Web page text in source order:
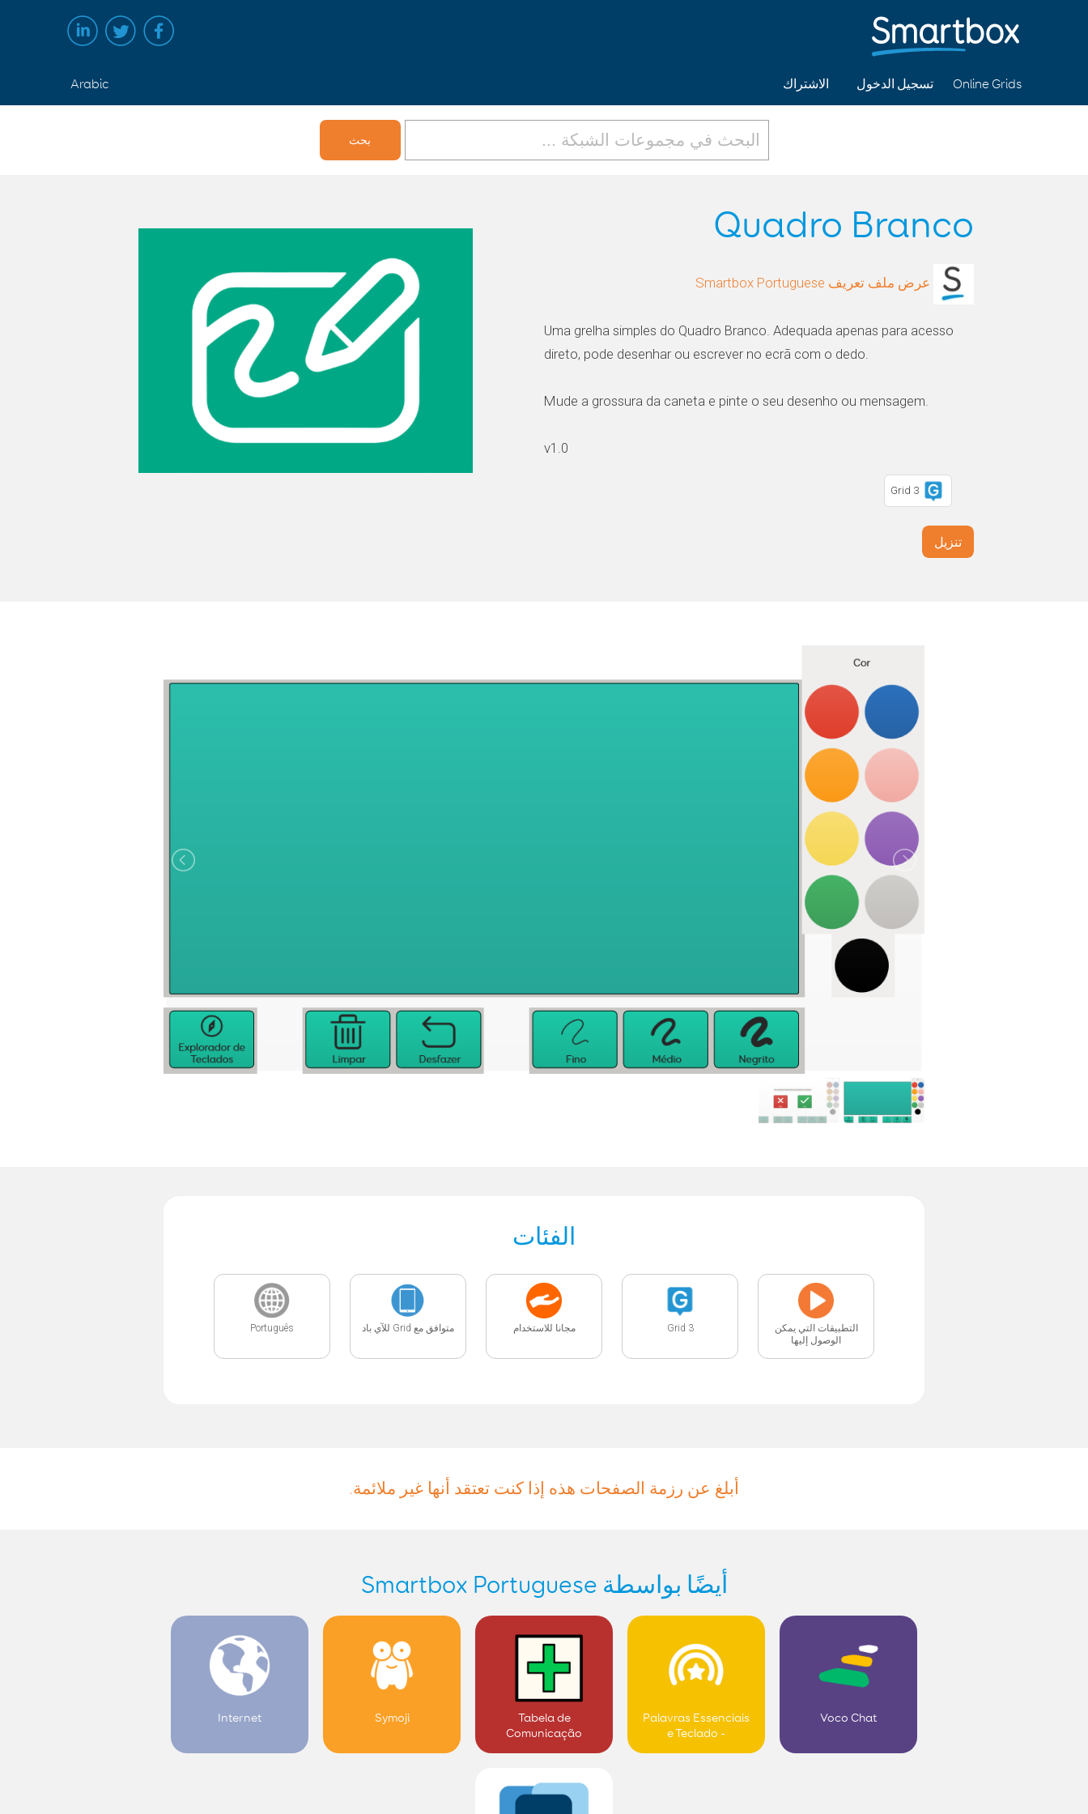
Online Grids تسجيل الدخول الاشتراك Arabic
Quadro Branco
عرض ملف تعريف Smartbox Portuguese
Uma grelha simples do Quadro Branco. Adequada apenas para acesso
direto, pode desenhar ou escrever no ecrã com o dedo.
Mude a grossura da caneta e pinte o seu desenho ou mensagem.
v1.0
Grid 3
تنزيل
الفئات
التطبيقات التي يمكن
الوصول إليها
Grid 3 مجانا للاستخدام متوافق مع Grid للآي باد Português
أبلغ عن رزمة الصفحات هذه إذا كنت تعتقد أنها غير ملائمة.
أيضًا بواسطة Smartbox Portuguese
Voco Chat
Palavras Essenciais
e Teclado -
Tabela de
Comunicação
Symoji
Internet